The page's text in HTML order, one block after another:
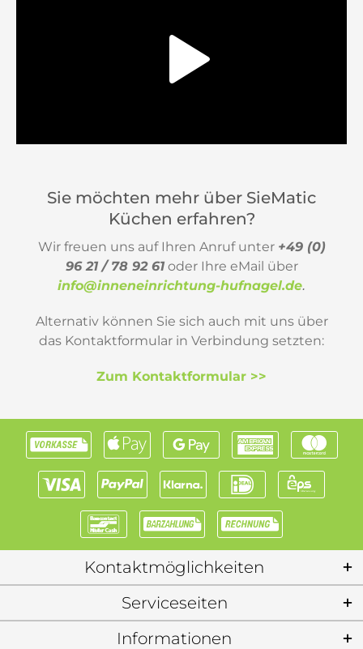
Sie möchten mehr über SieMatic
Küchen erfahren?
Wir freuen uns auf Ihren Anruf unter +49 (0)
96 21 / 78 92 61oder Ihre eMail über
info@inneneinrichtung-hufnagel.de.
Alternativ können Sie sich auch mit uns über
das Kontaktformular in Verbindung setzten:
Zum Kontaktformular >>
Kontaktmöglichkeiten
Serviceseiten
Informationen